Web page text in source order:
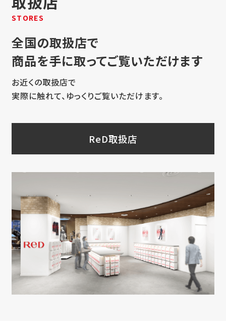
STORES
全国の取扱店で
商品を手に取ってご覧いただけます
お近くの取扱店で
実際に触れて、ゆっくりご覧いただけます。
ReD取扱店